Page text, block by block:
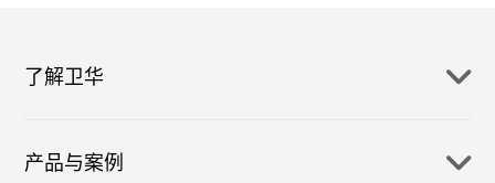
了解卫华
产品与案例